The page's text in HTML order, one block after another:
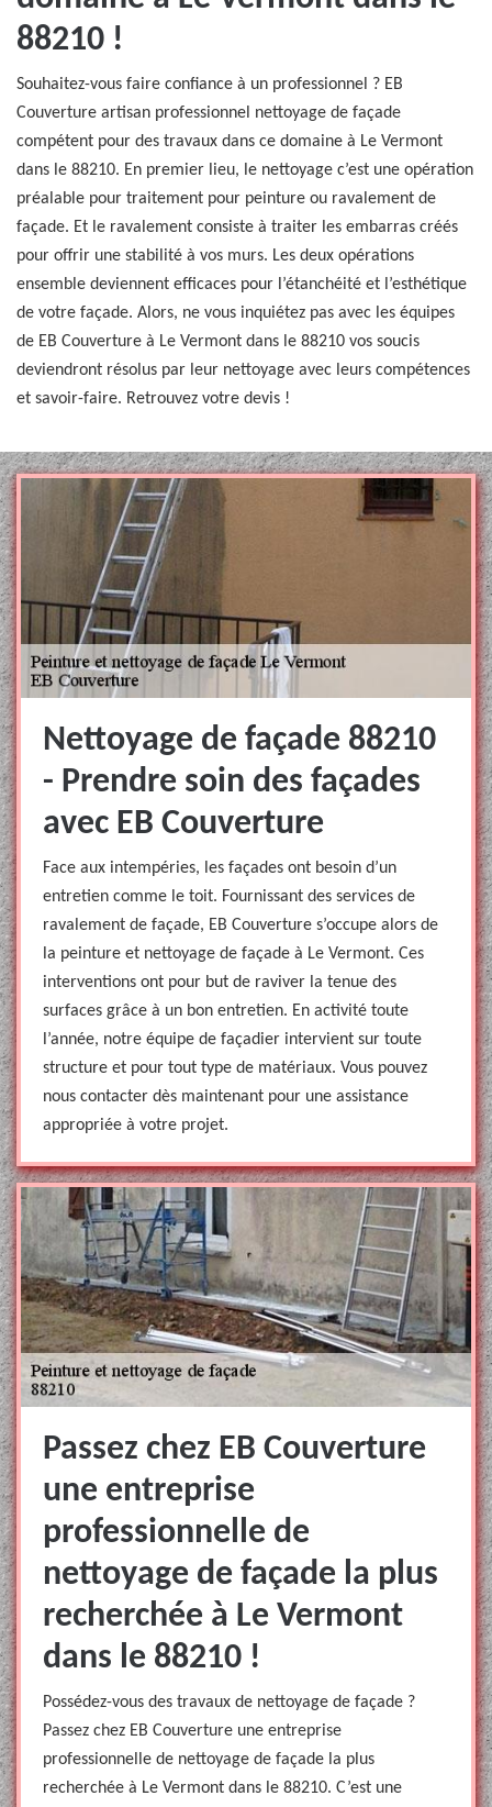
88210 !
Souhaitez-vous faire confiance à un professionnel ? EB
Couverture artisan professionnel nettoyage de façade
compétent pour des travaux dans ce domaine à Le Vermont
dans le 88210. En premier lieu, le nettoyage c’est une opération
préalable pour traitement pour peinture ou ravalement de
façade. Et le ravalement consiste à traiter les embarras créés
pour offrir une stabilité à vos murs. Les deux opérations
ensemble deviennent efficaces pour l’étanchéité et l’esthétique
de votre façade. Alors, ne vous inquiétez pas avec les équipes
de EB Couverture à Le Vermont dans le 88210 vos soucis
deviendront résolus par leur nettoyage avec leurs compétences
et savoir-faire. Retrouvez votre devis !
Nettoyage de façade 88210
- Prendre soin des façades
avec EB Couverture
Face aux intempéries, les façades ont besoin d’un
entretien comme le toit. Fournissant des services de
ravalement de façade, EB Couverture s’occupe alors de
la peinture et nettoyage de façade à Le Vermont. Ces
interventions ont pour but de raviver la tenue des
surfaces grâce à un bon entretien. En activité toute
l’année, notre équipe de façadier intervient sur toute
structure et pour tout type de matériaux. Vous pouvez
nous contacter dès maintenant pour une assistance
appropriée à votre projet.
Passez chez EB Couverture
une entreprise
professionnelle de
nettoyage de façade la plus
recherchée à Le Vermont
dans le 88210 !
Possédez-vous des travaux de nettoyage de façade ?
Passez chez EB Couverture une entreprise
professionnelle de nettoyage de façade la plus
recherchée à Le Vermont dans le 88210. C’est une